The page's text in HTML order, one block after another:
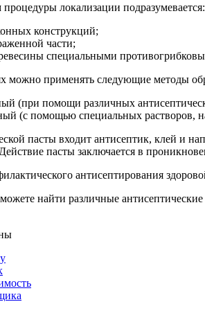
локализации подразумевается:
конструкций;
части;
специальными
можно применять следующие методы
(при помощи различных
(с помощью специальных растворов,
пасты входит антисептик, клей и
пасты заключается в
антисептирования
найти различные